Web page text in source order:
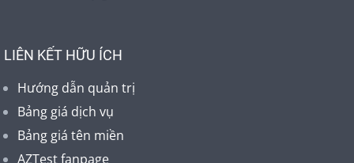
LIÊN KẾT HỮU ÍCH
Hướng dẫn quản trị
Bảng giá dịch vụ
Bảng giá tên miền
AZTest fanpage